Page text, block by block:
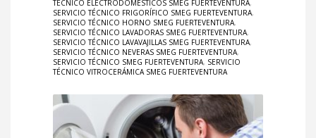
TÉCNICO ELECTRODOMÉSTICOS SMEG FUERTEVENTURA,
SERVICIO TÉCNICO FRIGORÍFICO SMEG FUERTEVENTURA,
SERVICIO TÉCNICO HORNO SMEG FUERTEVENTURA,
SERVICIO TÉCNICO LAVADORAS SMEG FUERTEVENTURA,
SERVICIO TÉCNICO LAVAVAJILLAS SMEG FUERTEVENTURA,
SERVICIO TÉCNICO NEVERAS SMEG FUERTEVENTURA,
SERVICIO TÉCNICO SMEG FUERTEVENTURA, SERVICIO
TÉCNICO VITROCERÁMICA SMEG FUERTEVENTURA